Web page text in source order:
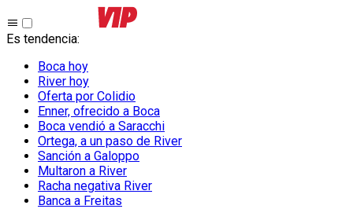
Es tendencia:
Boca hoy
River hoy
Oferta por Colidio
Enner, ofrecido a Boca
Boca vendió a Saracchi
Ortega, a un paso de River
Sanción a Galoppo
Multaron a River
Racha negativa River
Banca a Freitas